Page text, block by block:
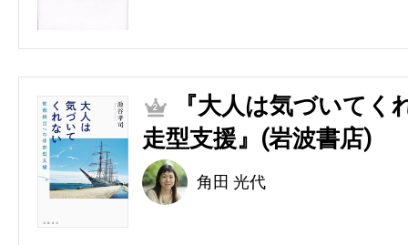
2
『大人は気づいてく
走型支援』(岩波書店)
角田 光代